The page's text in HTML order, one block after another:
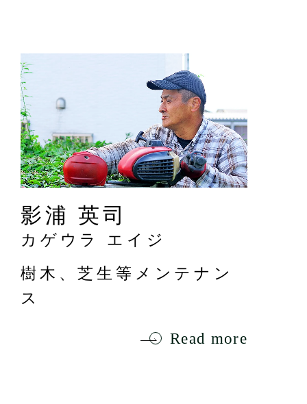
影浦 英司
カゲウラ エイジ
樹木、芝生等メンテナン
ス
Read more